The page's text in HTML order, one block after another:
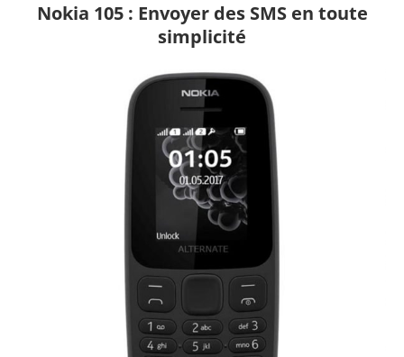
Nokia 105 : Envoyer des SMS en toute
simplicité